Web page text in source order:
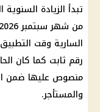
تبدأ الزيادة
السارية وقت
رقم ثابت كما كان
منصوص عليها ضمن
والمستأجر.